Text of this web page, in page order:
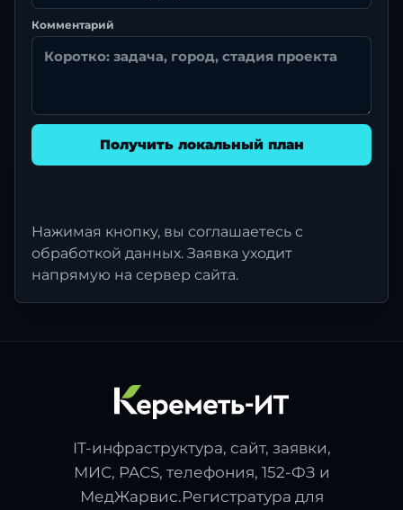
Комментарий
Получить локальный план
Нажимая кнопку, вы соглашаетесь с
обработкой данных. Заявка уходит
напрямую на сервер сайта.
IT-инфраструктура, сайт, заявки,
МИС, PACS, телефония, 152-ФЗ и
МедЖарвис.Регистратура для